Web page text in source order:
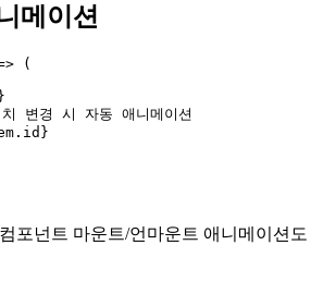
메이션
(
변경 시 자동 애니메이션
컴포넌트 마운트/언마운트 애니메이션도